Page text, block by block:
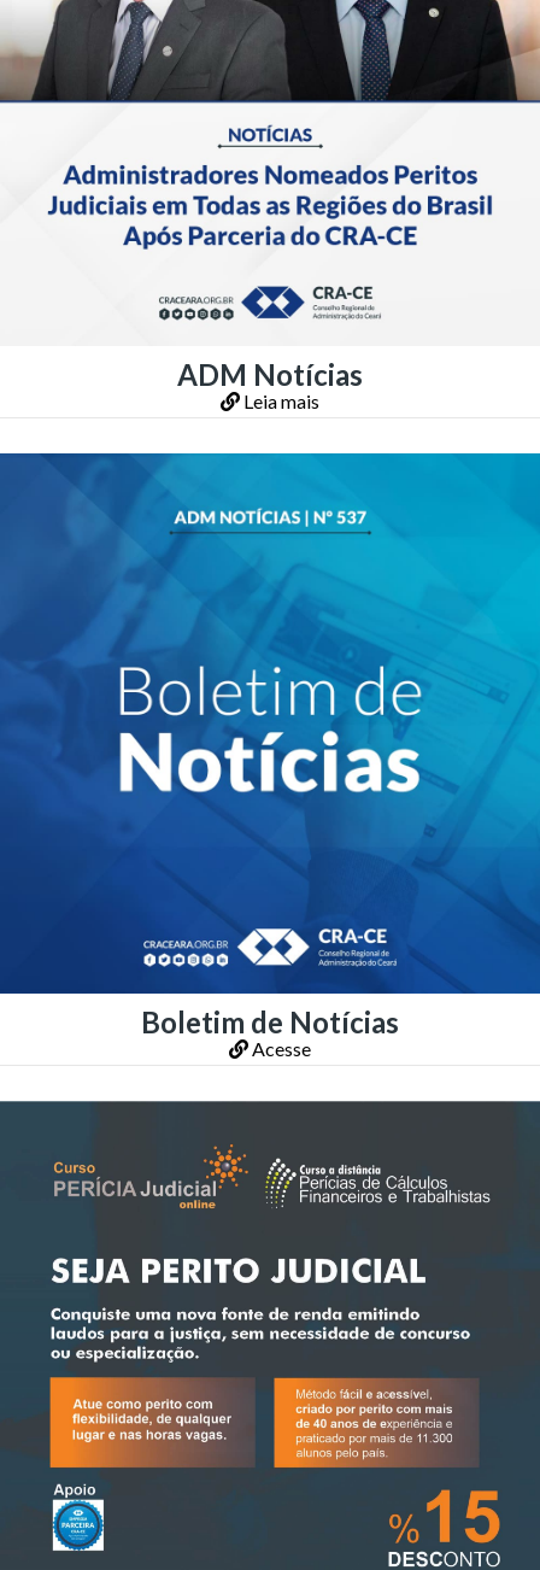
ADM Notícias
Leia mais
Boletim de Notícias
Acesse